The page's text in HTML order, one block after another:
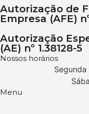
Autorização de
Empresa (AFE)
Autorização
(AE) nº 1.38128-5
Nossos horários
Menu